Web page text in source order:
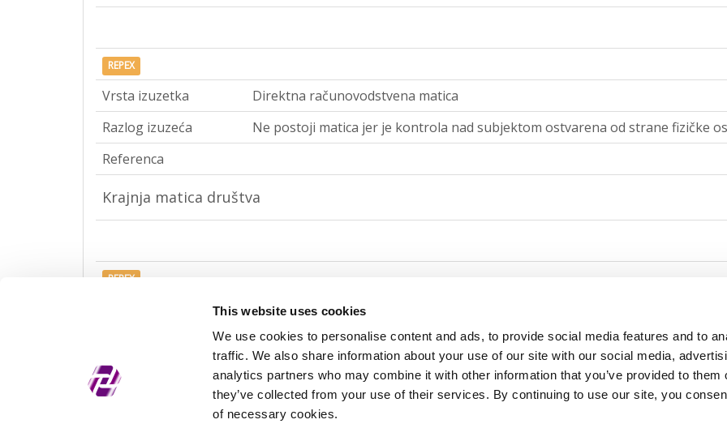
This website uses cookies
We use cookies to personalise content and ads, to provide social media features and to
traffic. We also share information about your use of our site with our social media,
analytics partners who may combine it with other information that you’ve provided to them
they’ve collected from your use of their services. By continuing to use our site, you
of necessary cookies.
REPEX
Vrsta izuzetka
Direktna računovodstvena matica
Razlog izuzeća
Ne postoji matica jer je kontrola nad subjektom ostvarena od strane fizičke
Referenca
Krajnja matica društva
REPEX
Krajnja računovodstvena matica
Ne postoji matica jer je kontrola nad subjektom ostvarena od strane fizičke
Referenca